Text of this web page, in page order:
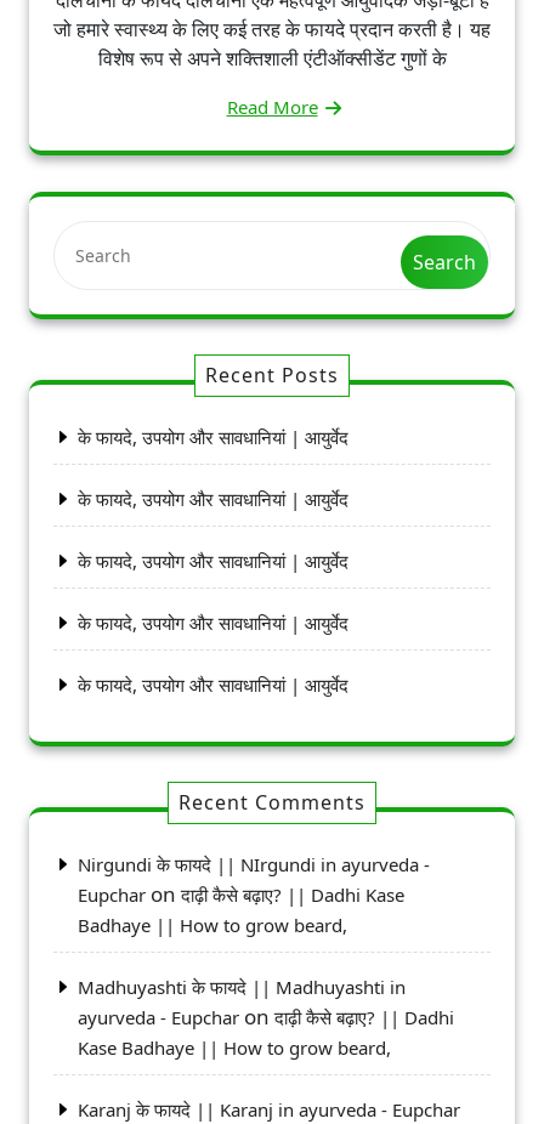
जो हमारे स्वास्थ्य के लिए कई तरह के फायदे प्रदान करती है। यह
विशेष रूप से अपने शक्तिशाली एंटीऑक्सीडेंट गुणों के
Read More
Search
Recent Posts
के फायदे, उपयोग और सावधानियां | आयुर्वेद
के फायदे, उपयोग और सावधानियां | आयुर्वेद
के फायदे, उपयोग और सावधानियां | आयुर्वेद
के फायदे, उपयोग और सावधानियां | आयुर्वेद
के फायदे, उपयोग और सावधानियां | आयुर्वेद
Recent Comments
Nirgundi के फायदे || NIrgundi in ayurveda -
Eupchar onदाढ़ी कैसे बढ़ाए? || Dadhi Kase
Badhaye || How to grow beard,
Madhuyashti के फायदे || Madhuyashti in
ayurveda - Eupchar onदाढ़ी कैसे बढ़ाए? || Dadhi
Kase Badhaye || How to grow beard,
Karanj के फायदे || Karanj in ayurveda - Eupchar